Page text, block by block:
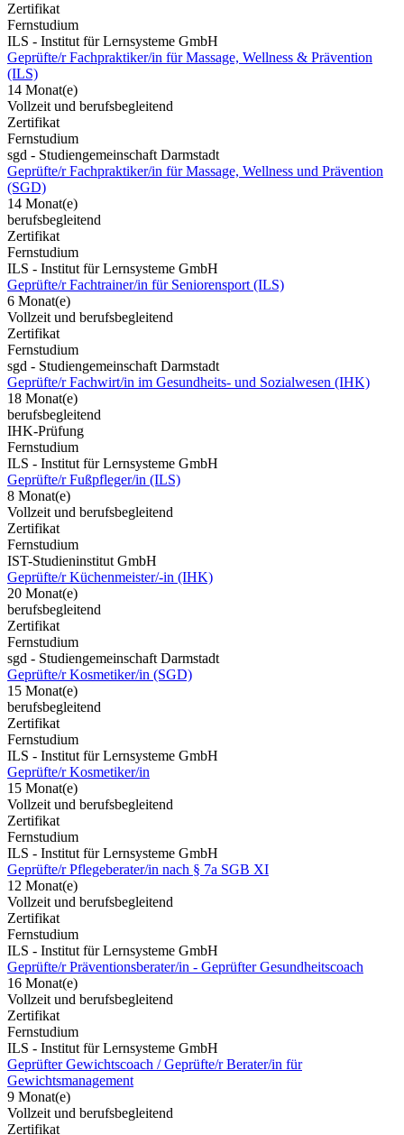
Zertifikat
Fernstudium
ILS - Institut für Lernsysteme GmbH
Geprüfte/r Fachpraktiker/in für Massage, Wellness & Prävention
(ILS)
14 Monat(e)
Vollzeit und berufsbegleitend
Zertifikat
Fernstudium
sgd - Studiengemeinschaft Darmstadt
Geprüfte/r Fachpraktiker/in für Massage, Wellness und Prävention
(SGD)
14 Monat(e)
berufsbegleitend
Zertifikat
Fernstudium
ILS - Institut für Lernsysteme GmbH
Geprüfte/r Fachtrainer/in für Seniorensport (ILS)
6 Monat(e)
Vollzeit und berufsbegleitend
Zertifikat
Fernstudium
sgd - Studiengemeinschaft Darmstadt
Geprüfte/r Fachwirt/in im Gesundheits- und Sozialwesen (IHK)
18 Monat(e)
berufsbegleitend
IHK-Prüfung
Fernstudium
ILS - Institut für Lernsysteme GmbH
Geprüfte/r Fußpfleger/in (ILS)
8 Monat(e)
Vollzeit und berufsbegleitend
Zertifikat
Fernstudium
IST-Studieninstitut GmbH
Geprüfte/r Küchenmeister/-in (IHK)
20 Monat(e)
berufsbegleitend
Zertifikat
Fernstudium
sgd - Studiengemeinschaft Darmstadt
Geprüfte/r Kosmetiker/in (SGD)
15 Monat(e)
berufsbegleitend
Zertifikat
Fernstudium
ILS - Institut für Lernsysteme GmbH
Geprüfte/r Kosmetiker/in
15 Monat(e)
Vollzeit und berufsbegleitend
Zertifikat
Fernstudium
ILS - Institut für Lernsysteme GmbH
Geprüfte/r Pflegeberater/in nach § 7a SGB XI
12 Monat(e)
Vollzeit und berufsbegleitend
Zertifikat
Fernstudium
ILS - Institut für Lernsysteme GmbH
Geprüfte/r Präventionsberater/in - Geprüfter Gesundheitscoach
16 Monat(e)
Vollzeit und berufsbegleitend
Zertifikat
Fernstudium
ILS - Institut für Lernsysteme GmbH
Geprüfter Gewichtscoach / Geprüfte/r Berater/in für
Gewichtsmanagement
9 Monat(e)
Vollzeit und berufsbegleitend
Zertifikat